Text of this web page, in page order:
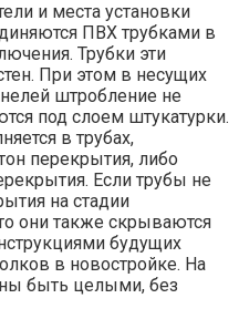
и места установки
ПВХ трубками в
Трубки эти
При этом в несущих
штробление не
под слоем штукатурки.
в трубах,
перекрытия, либо
Если трубы не
на стадии
они также скрываются
будущих
в новостройке. На
быть целыми, без